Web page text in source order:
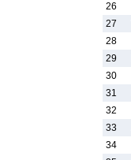
26
27
28
29
30
31
32
33
34